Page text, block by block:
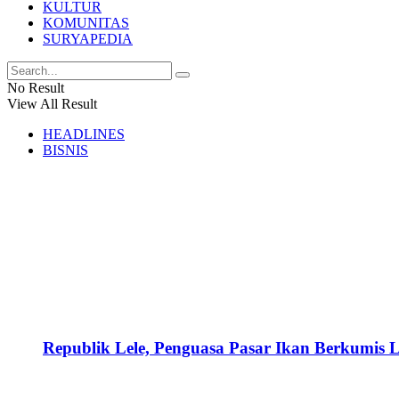
KULTUR
KOMUNITAS
SURYAPEDIA
No Result
View All Result
HEADLINES
BISNIS
Republik Lele, Penguasa Pasar Ikan Berkumis